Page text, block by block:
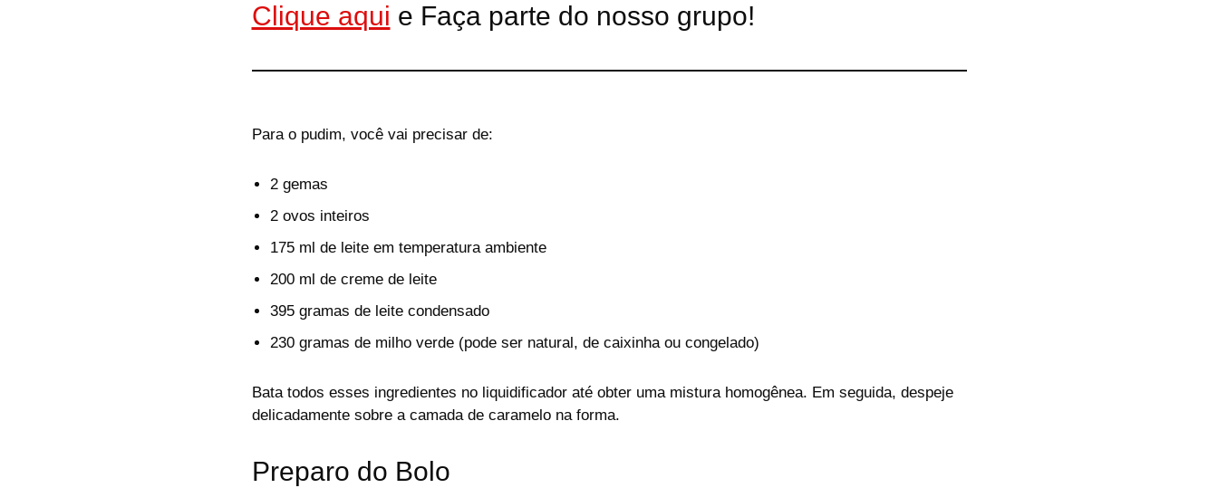
Clique aqui e Faça parte do nosso grupo!
Para o pudim, você vai precisar de:
2 gemas
2 ovos inteiros
175 ml de leite em temperatura ambiente
200 ml de creme de leite
395 gramas de leite condensado
230 gramas de milho verde (pode ser natural, de caixinha ou congelado)
Bata todos esses ingredientes no liquidificador até obter uma mistura homogênea. Em seguida, despeje
delicadamente sobre a camada de caramelo na forma.
Preparo do Bolo